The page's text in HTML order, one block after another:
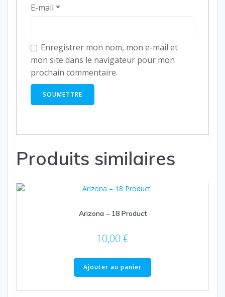
E-mail *
Enregistrer mon nom, mon e-mail et
mon site dans le navigateur pour mon
prochain commentaire.
Produits similaires
Arizona – 18 Product
10,00 €
Ajouter au panier